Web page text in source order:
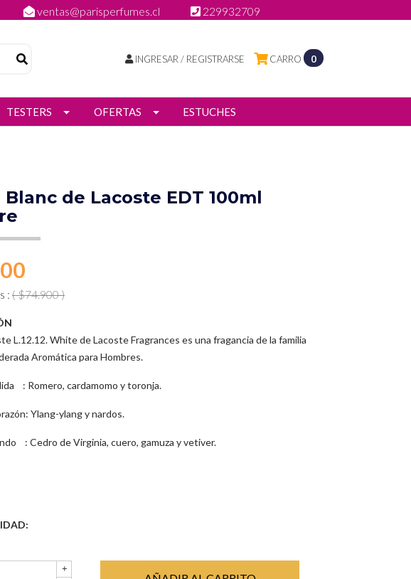
ventas@parisperfumes.cl 229932709
CARRO 0
INGRESAR / REGISTRARSE
TESTERS OFERTAS ESTUCHES
Blanc de Lacoste EDT 100ml
: ( $74.900 )
L.12.12. White de Lacoste Fragrances es una fragancia de la familia
Aromática para Hombres.
: Romero, cardamomo y toronja.
Ylang-ylang y nardos.
: Cedro de Virginia, cuero, gamuza y vetiver.
+